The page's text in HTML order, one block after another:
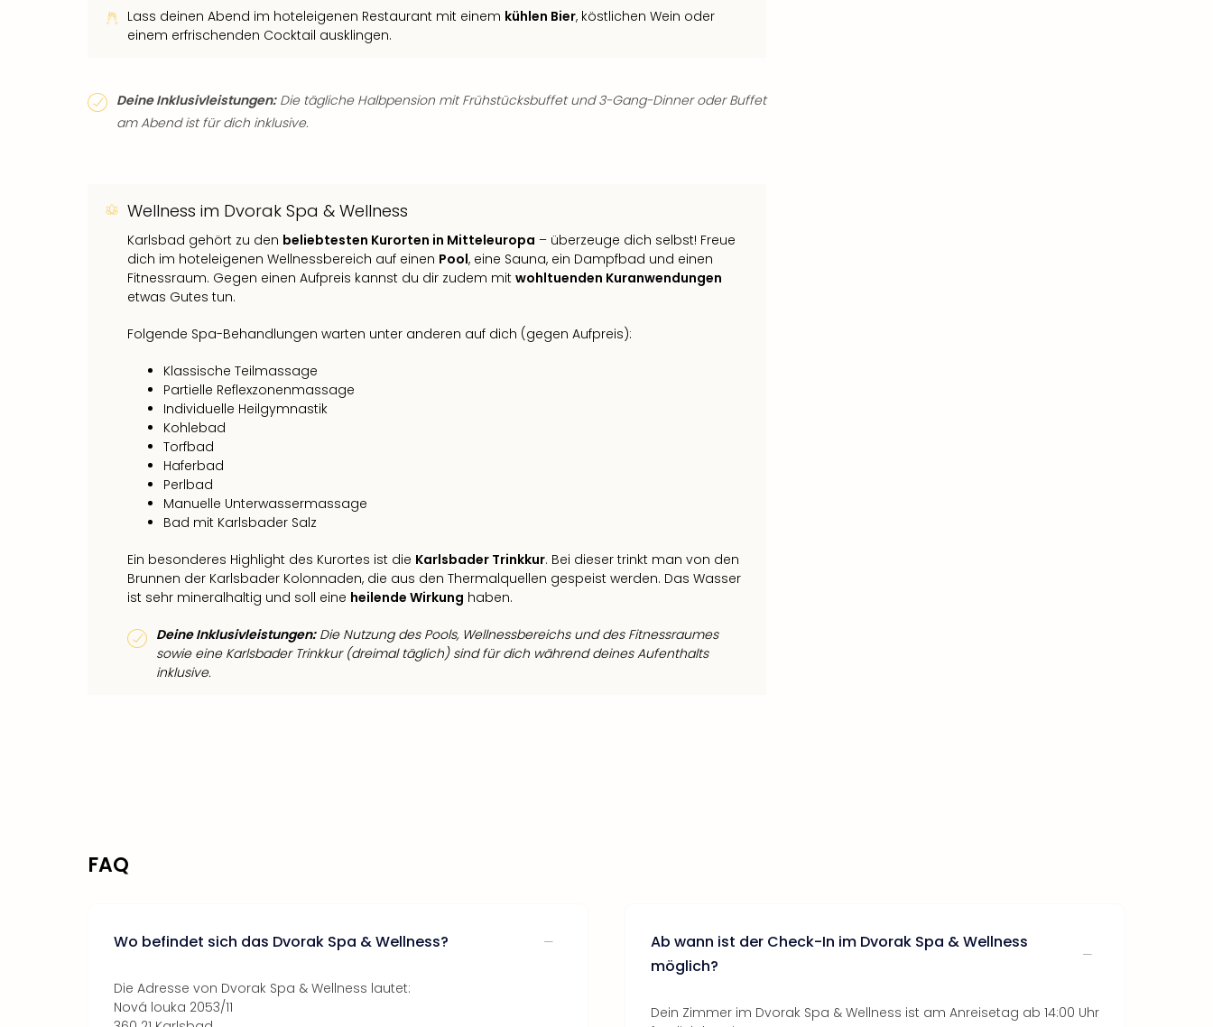
Lass deinen Abend im hoteleigenen Restaurant mit einem kühlen Bier, köstlichen Wein oder
einem erfrischenden Cocktail ausklingen.
Deine Inklusivleistungen:Die tägliche Halbpension mit Frühstücksbuffet und 3-Gang-Dinner oder Buffet
am Abend ist für dich inklusive.
Wellness im Dvorak Spa & Wellness
Karlsbad gehört zu den beliebtesten Kurorten in Mitteleuropa – überzeuge dich selbst! Freue
dich im hoteleigenen Wellnessbereich auf einen Pool, eine Sauna, ein Dampfbad und einen
Fitnessraum. Gegen einen Aufpreis kannst du dir zudem mit wohltuenden Kuranwendungen
etwas Gutes tun.
Folgende Spa-Behandlungen warten unter anderen auf dich (gegen Aufpreis):
Klassische Teilmassage
Partielle Reflexzonenmassage
Individuelle Heilgymnastik
Kohlebad
Torfbad
Haferbad
Perlbad
Manuelle Unterwassermassage
Bad mit Karlsbader Salz
Ein besonderes Highlight des Kurortes ist die Karlsbader Trinkkur. Bei dieser trinkt man von den
Brunnen der Karlsbader Kolonnaden, die aus den Thermalquellen gespeist werden. Das Wasser
ist sehr mineralhaltig und soll eine heilende Wirkung haben.
Deine Inklusivleistungen:Die Nutzung des Pools, Wellnessbereichs und des Fitnessraumes
sowie eine Karlsbader Trinkkur (dreimal täglich) sind für dich während deines Aufenthalts
inklusive.
FAQ
Wo befindet sich das Dvorak Spa & Wellness?
Die Adresse von Dvorak Spa & Wellness lautet:
Nová louka 2053/11
Ab wann ist der Check-In im Dvorak Spa & Wellness
möglich?
Dein Zimmer im Dvorak Spa & Wellness ist am Anreisetag ab 14:00 Uhr